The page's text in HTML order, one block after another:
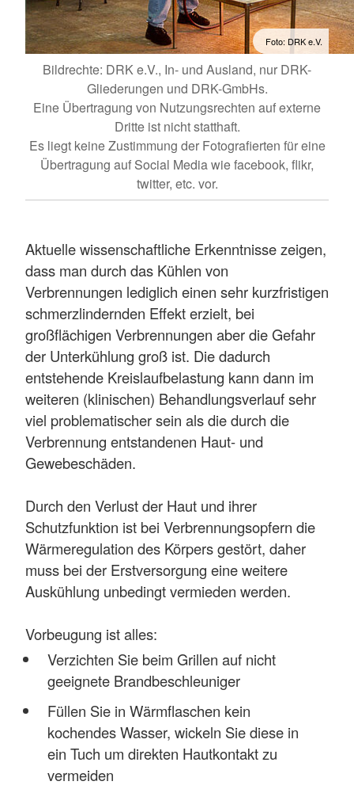
Foto: DRK e.V.
Bildrechte: DRK e.V., In- und Ausland, nur DRK-
Gliederungen und DRK-GmbHs.
Eine Übertragung von Nutzungsrechten auf externe
Dritte ist nicht statthaft.
Es liegt keine Zustimmung der Fotografierten für eine
Übertragung auf Social Media wie facebook, flikr,
twitter, etc. vor.
Aktuelle wissenschaftliche Erkenntnisse zeigen,
dass man durch das Kühlen von
Verbrennungen lediglich einen sehr kurzfristigen
schmerzlindernden Effekt erzielt, bei
großflächigen Verbrennungen aber die Gefahr
der Unterkühlung groß ist. Die dadurch
entstehende Kreislaufbelastung kann dann im
weiteren (klinischen) Behandlungsverlauf sehr
viel problematischer sein als die durch die
Verbrennung entstandenen Haut- und
Gewebeschäden.
Durch den Verlust der Haut und ihrer
Schutzfunktion ist bei Verbrennungsopfern die
Wärmeregulation des Körpers gestört, daher
muss bei der Erstversorgung eine weitere
Auskühlung unbedingt vermieden werden.
Vorbeugung ist alles:
Verzichten Sie beim Grillen auf nicht
geeignete Brandbeschleuniger
Füllen Sie in Wärmflaschen kein
kochendes Wasser, wickeln Sie diese in
ein Tuch um direkten Hautkontakt zu
vermeiden